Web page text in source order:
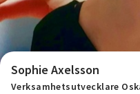
Sophie Axelsson
Verksamhetsutvecklare